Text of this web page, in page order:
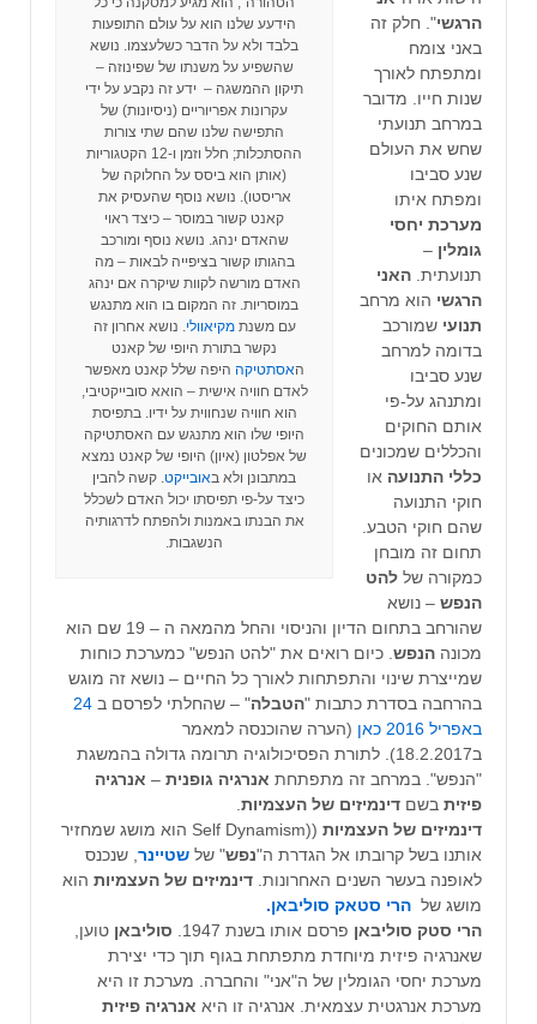
הידעע שלנו הוא על עולם התופעות
בלבד ולא על הדבר כשלעצמו. נושא
שהשפיע על משנתו של שפינוזה –
תיקון ההמשגה – ידע זה נקבע על ידי
עקרונות אפריוריים (ניסיונות) של
התפישה שלנו שהם שתי צורות
ההסתכלות; חלל וזמן ו-12 הקטגוריות
(אותן הוא ביסס על החלוקה של
אריסטו). נושא נוסף שהעסיק את
קאנט קשור במוסר – כיצד ראוי
שהאדם ינהג. נושא נוסף ומורכב
בהגותו קשור בציפייה לבאות – מה
האדם מורשה לקוות שיקרה אם ינהג
במוסריות. זה המקום בו הוא מתנגש
עם משנתמקיאוולי . נושא אחרון זה
נקשר בתורת היופי של קאנט
האסתטיקה היפה שלל קאנט מאפשר
לאדם חוויה אישית – הואא סובייקטיבי,
הוא חוויה שנחווית על ידיו. בתפיסת
היופי שלו הוא מתנגש עם האסתטיקה
של אפלטון (איון) היופי של קאנט נמצא
במתבונן ולא באובייקט . קשה להבין
כיצד על-פי תפיסתו יכול האדם לשכלל
את הבנתו באמנות ולהפתח לדרגותיה
הנשגבות.
הרגשי". חלק זה
באני צומח
ומתפתח לאורך
שנות חייו. מדובר
במרחב תנועתי
שחש את העולם
שנע סביבו
ומפתח איתו
מערכת יחסי
גומלין –
תנועתית. האני
הרגשי הוא מרחב
תנועי שמורכב
בדומה למרחב
שנע סביבו
ומתנהג על-פי
אותם החוקים
והכללים שמכונים
כללי התנועה או
חוקי התנועה
שהם חוקי הטבע.
תחום זה מובחן
כמקורה של להט
הנפש – נושא
שהורחב בתחום הדיון והניסוי והחל מהמאה ה – 19 שם הוא
מכונה הנפש . כיום רואים את "להט הנפש" כמערכת כוחות
שמייצרת שינוי והתפתחות לאורך כל החיים – נושא זה מוגש
בהרחבה בסדרת כתבות "הטבלה" – שהחלתי לפרסם ב 24
באפריל 2016
כאן (הערה שהוכנסה למאמר
ב18.2.2017).
לתורת הפסיכולוגיה תרומה גדולה בהמשגת
"הנפש". במרחב זה מתפתחת אנרגיה גופנית – אנרגיה
פיזית בשם דינמיזים של העצמיות
דינמיזים של העצמיות
((Self Dynamism הוא מושג שמחזיר
אותנו בשל קרובתו אל הגדרת ה"נפש" של שטיינר , שנכנס
לאופנה בעשר השנים האחרונות. דינמיזים של העצמיות הוא
מושג של הרי סטאק סוליבאן.
הרי סטק סוליבאן פרסם אותו בשנת 1947. סוליבאן טוען,
שאנרגיה פיזית מיוחדת מתפתחת בגוף תוך כדי יצירת
מערכת יחסי הגומלין של ה"אני" והחברה. מערכת זו היא
מערכת אנרגטית עצמאית. אנרגיה זו היא אנרגיה פיזית